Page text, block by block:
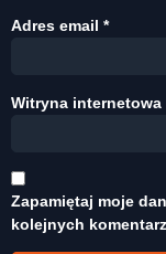
Adres email *
Witryna internetowa
Zapamiętaj moje
kolejnych